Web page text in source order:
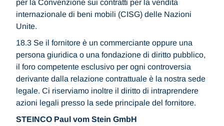
per la Convenzione sui contratti per la vendita
internazionale di beni mobili (CISG) delle Nazioni
Unite.
18.3 Se il fornitore è un commerciante oppure una
persona giuridica o una fondazione di diritto pubblico,
il foro competente esclusivo per ogni controversia
derivante dalla relazione contrattuale è la nostra sede
legale. Ci riserviamo inoltre il diritto di intraprendere
azioni legali presso la sede principale del fornitore.
STEINCO Paul vom Stein GmbH